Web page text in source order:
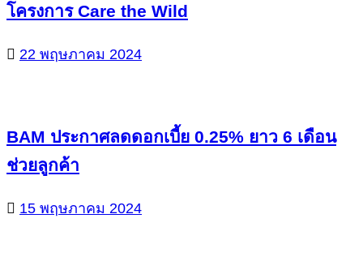
โครงการ Care the Wild
22 พฤษภาคม 2024
BAM ประกาศลดดอกเบี้ย 0.25% ยาว 6 เดือน
ช่วยลูกค้า
15 พฤษภาคม 2024